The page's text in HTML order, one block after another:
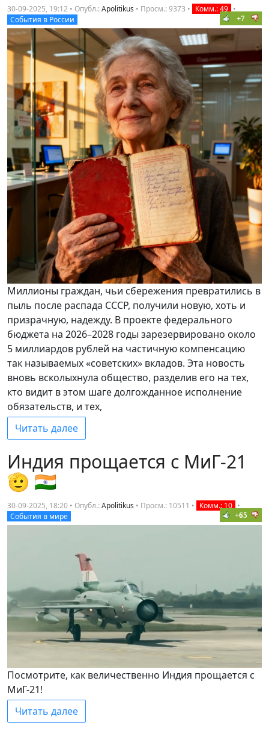
30-09-2025, 19:12 • Опубл.:Apolitikus • Просм.: 9373 • Комм.: 49 •
События в России
+7
Миллионы граждан, чьи сбережения превратились в
пыль после распада СССР, получили новую, хоть и
призрачную, надежду. В проекте федерального
бюджета на 2026–2028 годы зарезервировано около
5 миллиардов рублей на частичную компенсацию
так называемых «советских» вкладов. Эта новость
вновь всколыхнула общество, разделив его на тех,
кто видит в этом шаге долгожданное исполнение
обязательств, и тех,
Читать далее
Индия прощается с МиГ-21
🫡 🇮🇳
30-09-2025, 18:20 • Опубл.:Apolitikus • Просм.: 10511 • Комм.: 10 •
События в мире
+65
Посмотрите, как величественно Индия прощается с
МиГ-21!
Читать далее